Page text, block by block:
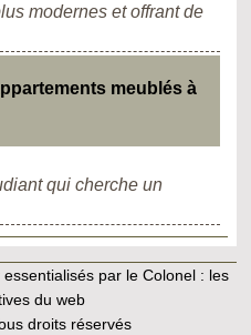
modernes et offrant de
meublés à
qui cherche un
par le Colonel : les
du web
droits réservés